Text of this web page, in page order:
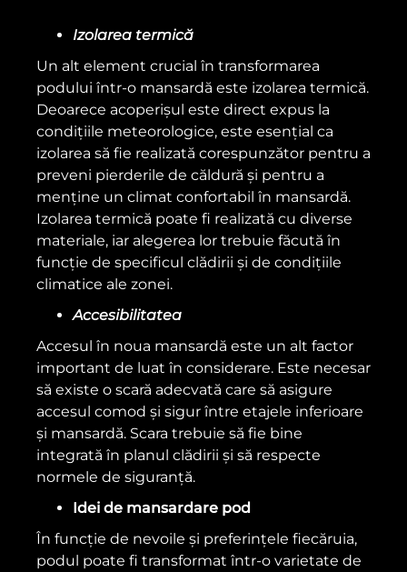
Izolarea termică
Un alt element crucial în transformarea
podului într-o mansardă este izolarea termică.
Deoarece acoperișul este direct expus la
condițiile meteorologice, este esențial ca
izolarea să fie realizată corespunzător pentru a
preveni pierderile de căldură și pentru a
menține un climat confortabil în mansardă.
Izolarea termică poate fi realizată cu diverse
materiale, iar alegerea lor trebuie făcută în
funcție de specificul clădirii și de condițiile
climatice ale zonei.
Accesibilitatea
Accesul în noua mansardă este un alt factor
important de luat în considerare. Este necesar
să existe o scară adecvată care să asigure
accesul comod și sigur între etajele inferioare
și mansardă. Scara trebuie să fie bine
integrată în planul clădirii și să respecte
normele de siguranță.
Idei de mansardare pod
În funcție de nevoile și preferințele fiecăruia,
podul poate fi transformat într-o varietate de